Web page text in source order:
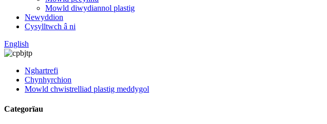
Mowld diwydiannol plastig
Newyddion
Cysylltwch â ni
English
Nghartrefi
Chynhyrchion
Mowld chwistrelliad plastig meddygol
Categorïau